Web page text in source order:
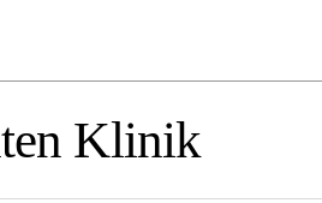
Klinik